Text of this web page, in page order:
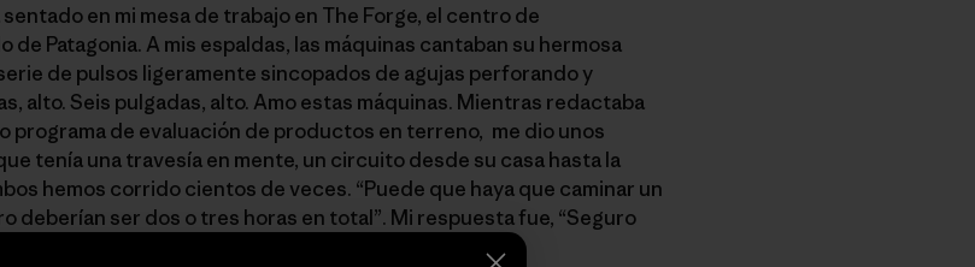
en mi mesa de trabajo en The Forge, el centro de
Patagonia. A mis espaldas, las máquinas cantaban su hermosa
de pulsos ligeramente sincopados de agujas perforando y
alto. Seis pulgadas, alto. Amo estas máquinas. Mientras redactaba
programa de evaluación de productos en terreno, me dio unos
tenía una travesía en mente, un circuito desde su casa hasta la
hemos corrido cientos de veces. “Puede que haya que caminar un
deberían ser dos o tres horas en total”. Mi respuesta fue, “Seguro